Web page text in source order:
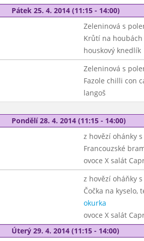
Pátek 25. 4. 2014 (11:15 - 14:00)
Zeleninová s
Krůtí na
houskový knedlík
Zeleninová s
Fazole chilli con
langoš
Pondělí 28. 4. 2014 (11:15 - 14:00)
z hovězí ohánky
Francouzské
ovoce X salát
z hovězí oháňky
Čočka na kyselo,
okurka
ovoce X salát
Úterý 29. 4. 2014 (11:15 - 14:00)